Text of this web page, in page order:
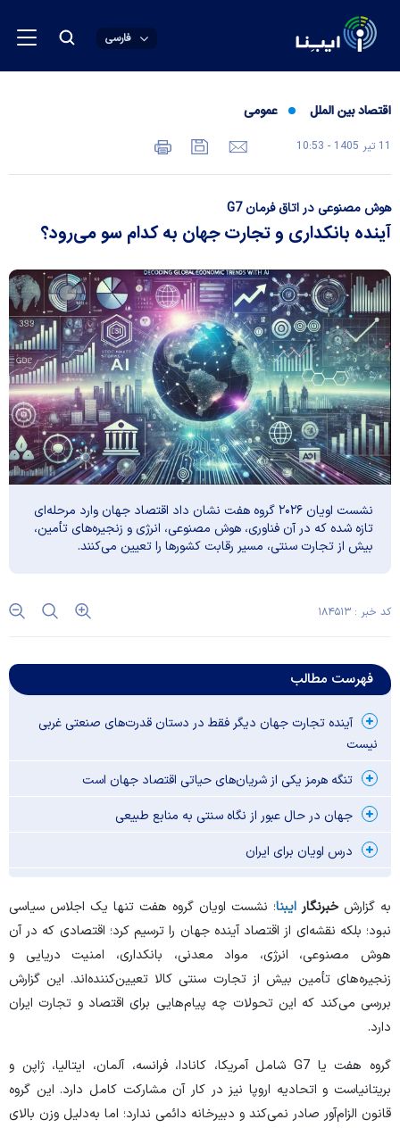
فارسی
اقتصاد بین الملل عمومی
11 تير 1405 - 10:53
هوش مصنوعی در اتاق فرمان G7
آینده بانکداری و تجارت جهان به کدام سو می‌رود؟
نشست اویان ۲۰۲۶ گروه هفت نشان داد اقتصاد جهان وارد مرحله‌ای
تازه شده که در آن فناوری، هوش مصنوعی، انرژی و زنجیره‌های تأمین،
بیش از تجارت سنتی، مسیر رقابت کشورها را تعیین می‌کنند.
کد خبر : ۱۸۴۵۱۳
فهرست مطالب
آینده تجارت جهان دیگر فقط در دستان قدرت‌های صنعتی غربی
نیست
تنگه هرمز یکی از شریان‌های حیاتی اقتصاد جهان است
جهان در حال عبور از نگاه سنتی به منابع طبیعی
درس اویان برای ایران
به گزارش خبرنگار ایبنا؛ نشست اویان گروه هفت تنها یک اجلاس سیاسی
نبود؛ بلکه نقشه‌ای از اقتصاد آینده جهان را ترسیم کرد؛ اقتصادی که در آن
هوش مصنوعی، انرژی، مواد معدنی، بانکداری، امنیت دریایی و
زنجیره‌های تأمین بیش از تجارت سنتی کالا تعیین‌کننده‌اند. این گزارش
بررسی می‌کند که این تحولات چه پیام‌هایی برای اقتصاد و تجارت ایران
دارد.
گروه هفت یا G7 شامل آمریکا، کانادا، فرانسه، آلمان، ایتالیا، ژاپن و
بریتانیاست و اتحادیه اروپا نیز در کار آن مشارکت کامل دارد. این گروه
قانون الزام‌آور صادر نمی‌کند و دبیرخانه دائمی ندارد؛ اما به‌دلیل وزن بالای